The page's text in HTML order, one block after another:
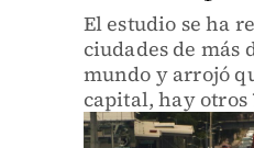
El estudio se ha
ciudades de más
mundo y arrojó
capital, hay
con alta